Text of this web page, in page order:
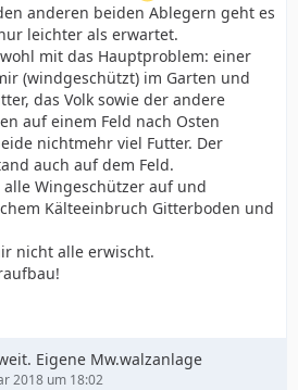
anderen beiden Ablegern geht es
leichter als erwartet.
mit das Hauptproblem: einer
(windgeschützt) im Garten und
das Volk sowie der andere
auf einem Feld nach Osten
nichtmehr viel Futter. Der
auch auf dem Feld.
Wingeschützer auf und
Kälteeinbruch Gitterboden und
nicht alle erwischt.
Eigene Mw.walzanlage
2018 um 18:02